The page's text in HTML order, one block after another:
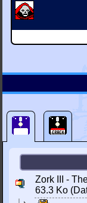
Zork III -
63.3 Ko